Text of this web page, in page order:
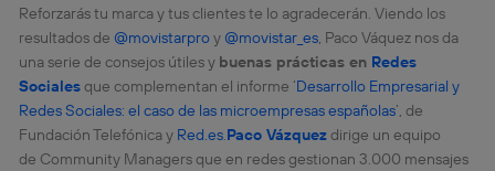
Reforzarás tu marca y tus clientes te lo agradecerán. Viendo los
resultados de @movistarproy @movistar_es , Paco Váquez nos da
una serie de consejos útiles y buenas prácticas en Redes
Socialesque complementan el informe ‘Desarrollo Empresarial y
Redes Sociales: el caso de las microempresas españolas’, de
Fundación Telefónica y Red.es Paco Vázquezdirige un equipo
de Community Managers que en redes gestionan 3.000 mensajes